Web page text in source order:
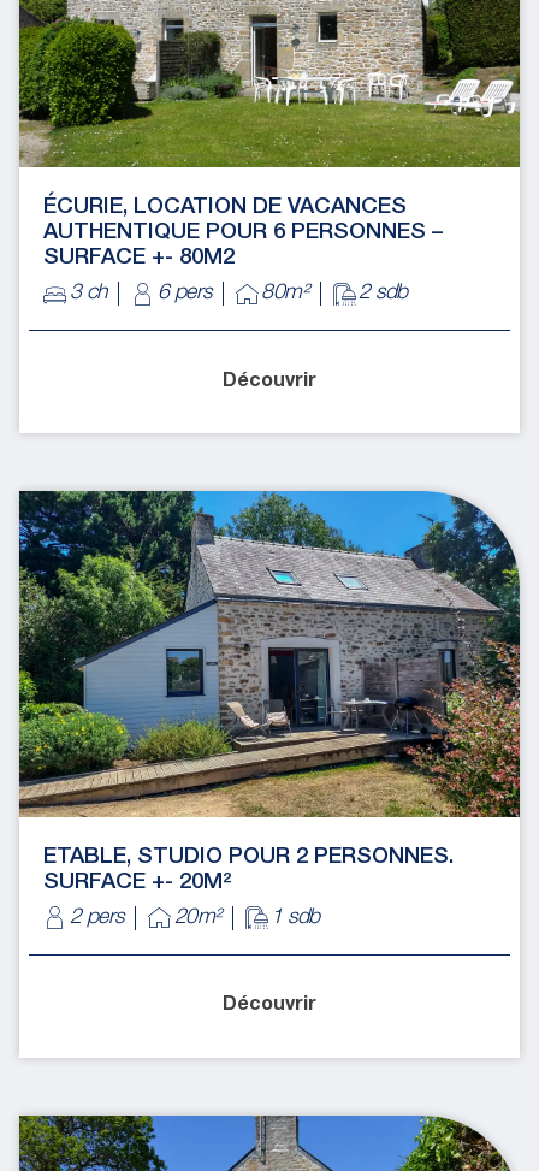
ÉCURIE, LOCATION DE VACANCES
AUTHENTIQUE POUR 6 PERSONNES –
SURFACE +- 80M2
3 ch
6 pers 80m² 2 sdb
Découvrir
ETABLE, STUDIO POUR 2 PERSONNES.
SURFACE +- 20M²
2 pers
20m² 1 sdb
Découvrir